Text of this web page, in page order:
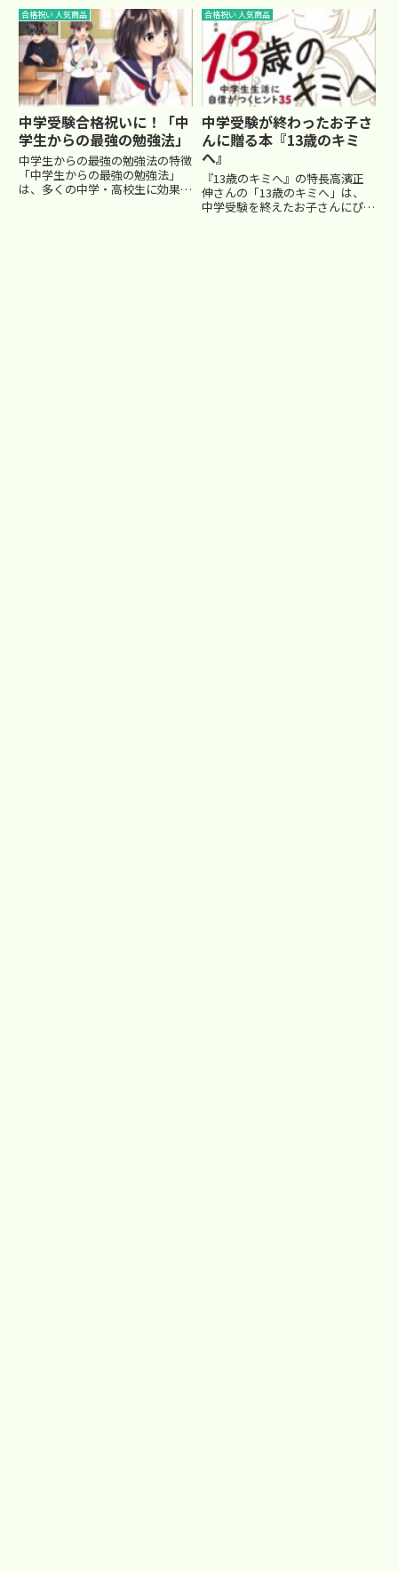
呂ポスター（現役家庭教師監
修）」です。中学受験に合格した
記念に、知識を遊びながら定着で
きるご褒美グッズとして選んでみ
ませ...
ペンです。特別なギフトボックス
に入っており、ペン自体は磁力で
自立し、360度回転するユニーク
な設計が魅力。子どもが中学受験
を...
合格祝い 人気商品
中学受験合格祝いに！「中
学生からの最強の勉強法」
中学生からの最強の勉強法の特徴
「中学生からの最強の勉強法」
は、多くの中学・高校生に効果的
合格祝い 人気商品
中学受験が終わったお子さ
んに贈る本『13歳のキミ
へ』
『13歳のキミへ』の特長高濱正
伸さんの「13歳のキミへ」は、
中学受験を終えたお子さんにぴっ